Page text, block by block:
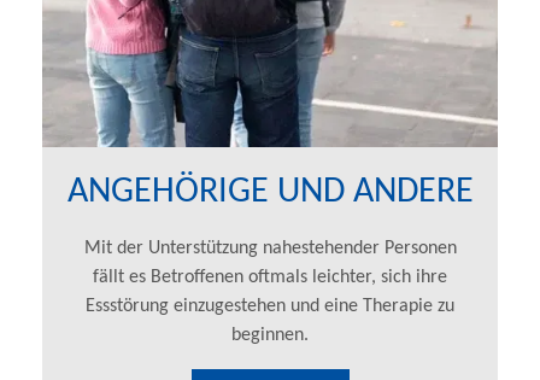
ANGEHÖRIGE UND ANDERE
Mit der Unterstützung nahestehender Personen
fällt es Betroffenen oftmals leichter, sich ihre
Essstörung einzugestehen und eine Therapie zu
beginnen.